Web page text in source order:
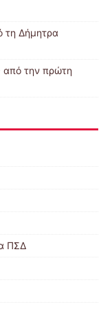
τη Δήμητρα
από την πρώτη
ΠΣΔ